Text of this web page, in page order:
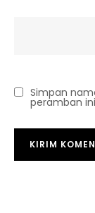
Simpan
peramban